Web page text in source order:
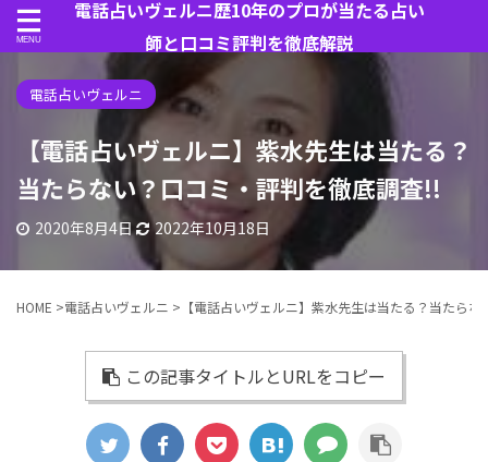
電話占いヴェルニ歴10年のプロが当たる占い
師と口コミ評判を徹底解説
電話占いヴェルニ
【電話占いヴェルニ】紫水先生は当たる？
当たらない？口コミ・評判を徹底調査!!
2020年8月4日 2022年10月18日
HOME >電話占いヴェルニ > 【電話占いヴェルニ】紫水先生は当たる？当たら
この記事タイトルとURLをコピー